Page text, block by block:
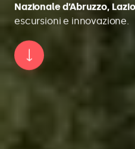
Nazionale d’Abruzzo,
escursioni e innovazione.